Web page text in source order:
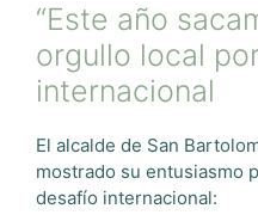
“Este año
orgullo local
internacional
El alcalde de San
mostrado su entusiasmo
desafío internacional: